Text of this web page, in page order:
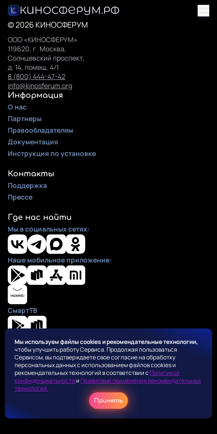
Мы используем файлы cookies и рекомендательные технологии,
чтобы улучшить работу Сервиса. Продолжая пользоваться
Сервисом, вы подтверждаете свое согласие на обработку
персональных данных с использованием файлов cookies и
рекомендательных технологий в соответствии с Политикой
конфиденциальностии Правилами применения рекомендательных
технологий.
Принять
© 2026 КИНОСФЕРУМ
ООО «КИНОСФЕРУМ»
119620, г. Москва,
Солнцевский проспект,
д. 14, помещ. 4/1
8 (800) 444-47-42
info@kinosferum.org
Информация
О нас
Партнеры
Правообладателям
Документация
Инструкция по установке
Контакты
Поддержка
Прессе
Где нас найти
Мы в социальных сетях:
Наше мобильное приложение:
СмартТВ
Положения
Пользовательское соглашение
Политика конфиденциальности
Правила применения рекомендательных алгоритмов
Оферта для правообладателей
Соглашение на получение рекламных рассылок